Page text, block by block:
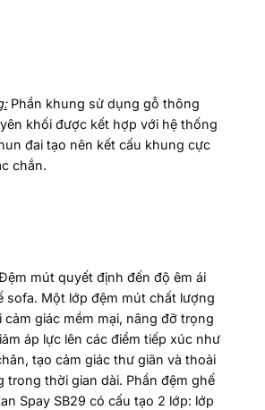
Phần khung sử dụng gỗ thông
khối được kết hợp với hệ thống
đai tạo nên kết cấu khung cực
chắn.
mút quyết định đến độ êm ái
sofa. Một lớp đệm mút chất lượng
cảm giác mềm mại, nâng đỡ trọng
áp lực lên các điểm tiếp xúc như
tạo cảm giác thư giãn và thoải
trong thời gian dài. Phần đệm ghế
Spay SB29 có cấu tạo 2 lớp: lớp